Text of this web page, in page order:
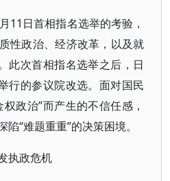
11日首相指名选举的考验，
性政治、经济改革，以及就
此次首相指名选举之后，日
行的参议院改选。面对国民
政治”而产生的不信任感，
“难题重重”的决策困境。
执政危机